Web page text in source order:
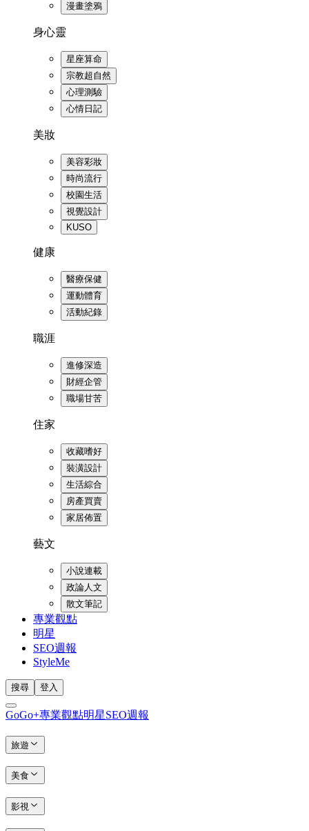
漫畫塗鴉
身心靈
星座算命
宗教超自然
心理測驗
心情日記
美妝
美容彩妝
時尚流行
校園生活
視覺設計
KUSO
健康
醫療保健
運動體育
活動紀錄
職涯
進修深造
財經企管
職場甘苦
住家
收藏嗜好
裝潢設計
生活綜合
房產買賣
家居佈置
藝文
小說連載
政論人文
散文筆記
專業觀點
明星
SEO週報
StyleMe
搜尋 登入
GoGo+專業觀點明星SEO週報
旅遊
美食
影視